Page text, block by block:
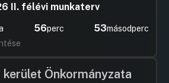
II. félévi munkaterv
56perc 53másodperc
kerület Önkormányzata